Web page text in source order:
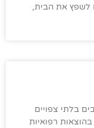
לשפץ את הבית,
בלתי צפויים
רפואיות